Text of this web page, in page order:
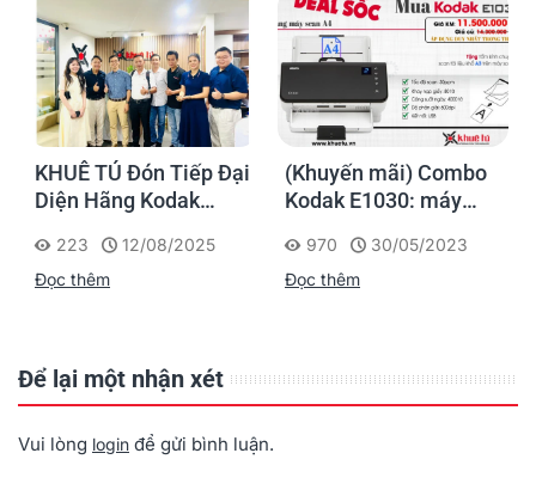
KHUÊ TÚ Đón Tiếp Đại
Diện Hãng Kodak
Phối DSG
223
12/08/2025
Đọc thêm
(Khuyến mãi) Combo
Kodak E1030: máy
liệu A3 chỉ 11.500.000
970
30/05/2023
Đọc thêm
Để lại một nhận xét
Vui lòng login để gửi bình luận.